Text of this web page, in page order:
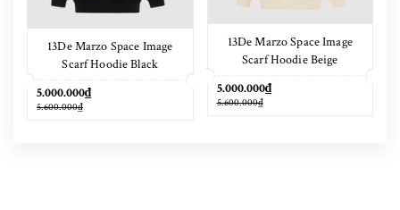
13De Marzo Space Image
Scarf Hoodie Black
5.000.000₫
5.600.000₫
13De Marzo Space Image
Scarf Hoodie Beige
5.000.000₫
5.600.000₫